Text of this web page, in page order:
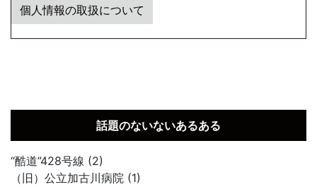
個人情報の取扱について
話題のないないあるある
“酷道”428号線 (2)
（旧）公立加古川病院 (1)